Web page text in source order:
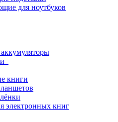
для ноутбуков
книги
электронных книг